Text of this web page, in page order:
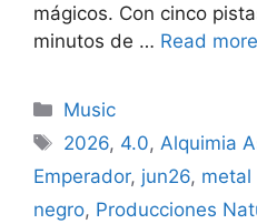
mágicos. Con cinco
minutos de … Read more
Categories
Music
Tags
2026, 4.0, Alquimia
Emperador, jun26, metal
negro, Producciones